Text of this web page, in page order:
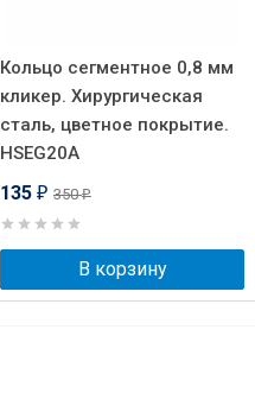
Кольцо сегментное 0,8 мм
кликер. Хирургическая
сталь, цветное покрытие.
HSEG20A
135 ₽ 350₽
В корзину